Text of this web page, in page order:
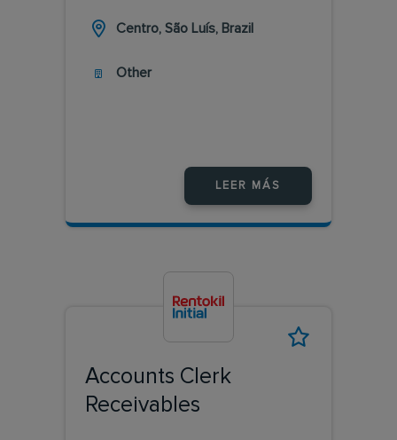
Centro, São Luís, Brazil
Other
LEER MÁS
Accounts Clerk
Receivables